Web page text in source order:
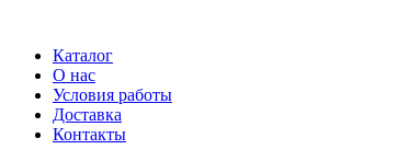
Каталог
О нас
Условия работы
Доставка
Контакты